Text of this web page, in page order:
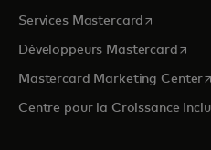
Services Mastercard s’ouvre
Développeurs Mastercard
Mastercard Marketing Center
Centre pour la Croissance